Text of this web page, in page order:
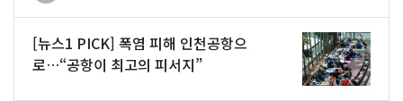
[뉴스1 PICK] 폭염 피해 인천공항으
로…“공항이 최고의 피서지”